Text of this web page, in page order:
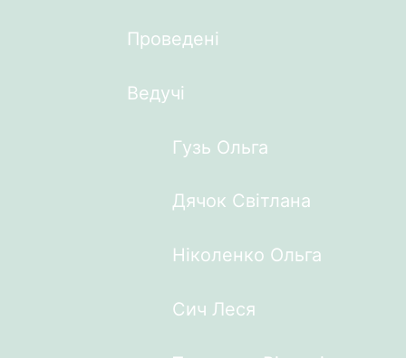
Проведені
Ведучі
Гузь Ольга
Дячок Світлана
Ніколенко Ольга
Сич Леся